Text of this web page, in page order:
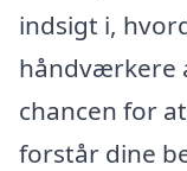
indsigt i,
håndværkere
chancen for
forstår dine